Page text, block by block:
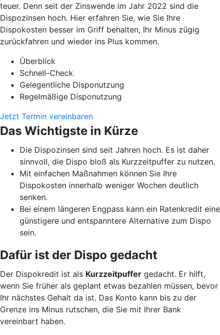
teuer. Denn seit der Zinswende im Jahr 2022 sind die
Dispozinsen hoch. Hier erfahren Sie, wie Sie Ihre
Dispokosten besser im Griff behalten, Ihr Minus zügig
zurückfahren und wieder ins Plus kommen.
Überblick
Schnell-Check
Gelegentliche Disponutzung
Regelmäßige Disponutzung
Jetzt Termin vereinbaren
Das Wichtigste in Kürze
Die Dispozinsen sind seit Jahren hoch. Es ist daher
sinnvoll, die Dispo bloß als Kurzzeitpuffer zu nutzen.
Mit einfachen Maßnahmen können Sie Ihre
Dispokosten innerhalb weniger Wochen deutlich
senken.
Bei einem längeren Engpass kann ein Ratenkredit eine
günstigere und entspanntere Alternative zum Dispo
sein.
Dafür ist der Dispo gedacht
Der Dispokredit ist als Kurzzeitpuffer gedacht. Er hilft,
wenn Sie früher als geplant etwas bezahlen müssen, bevor
Ihr nächstes Gehalt da ist. Das Konto kann bis zu der
Grenze ins Minus rutschen, die Sie mit Ihrer Bank
vereinbart haben.